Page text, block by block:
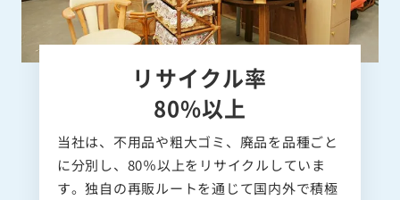
リサイクル率
80%以上
当社は、不用品や粗大ゴミ、廃品を品種ごと
に分別し、80％以上をリサイクルしていま
す。独自の再販ルートを通じて国内外で積極